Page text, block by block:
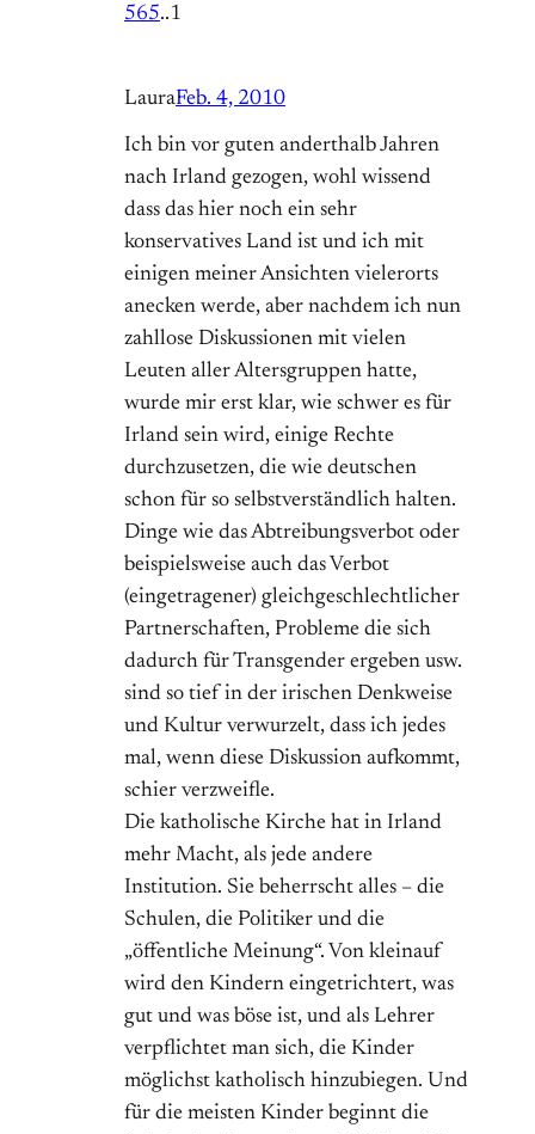
565..1
LauraFeb. 4, 2010
Ich bin vor guten anderthalb Jahren
nach Irland gezogen, wohl wissend
dass das hier noch ein sehr
konservatives Land ist und ich mit
einigen meiner Ansichten vielerorts
anecken werde, aber nachdem ich nun
zahllose Diskussionen mit vielen
Leuten aller Altersgruppen hatte,
wurde mir erst klar, wie schwer es für
Irland sein wird, einige Rechte
durchzusetzen, die wie deutschen
schon für so selbstverständlich halten.
Dinge wie das Abtreibungsverbot oder
beispielsweise auch das Verbot
(eingetragener) gleichgeschlechtlicher
Partnerschaften, Probleme die sich
dadurch für Transgender ergeben usw.
sind so tief in der irischen Denkweise
und Kultur verwurzelt, dass ich jedes
mal, wenn diese Diskussion aufkommt,
schier verzweifle.
Die katholische Kirche hat in Irland
mehr Macht, als jede andere
Institution. Sie beherrscht alles – die
Schulen, die Politiker und die
„öffentliche Meinung“. Von kleinauf
wird den Kindern eingetrichtert, was
gut und was böse ist, und als Lehrer
verpflichtet man sich, die Kinder
möglichst katholisch hinzubiegen. Und
für die meisten Kinder beginnt die